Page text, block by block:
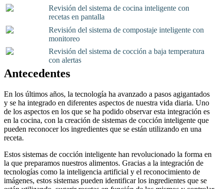
Revisión del sistema de cocina inteligente con
recetas en pantalla
Revisión del sistema de compostaje inteligente con
monitoreo
Revisión del sistema de cocción a baja temperatura
con alertas
Antecedentes
En los últimos años, la tecnología ha avanzado a pasos agigantados
y se ha integrado en diferentes aspectos de nuestra vida diaria. Uno
de los aspectos en los que se ha podido observar esta integración es
en la cocina, con la creación de sistemas de cocción inteligente que
pueden reconocer los ingredientes que se están utilizando en una
receta.
Estos sistemas de cocción inteligente han revolucionado la forma en
la que preparamos nuestros alimentos. Gracias a la integración de
tecnologías como la inteligencia artificial y el reconocimiento de
imágenes, estos sistemas pueden identificar los ingredientes que se